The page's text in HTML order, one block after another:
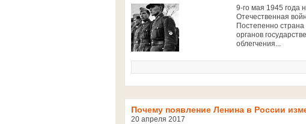
9-го мая 1945 года
Отечественная
Постепенно
органов
облегчения...
Почему появление Ленина в России
20 апреля 2017